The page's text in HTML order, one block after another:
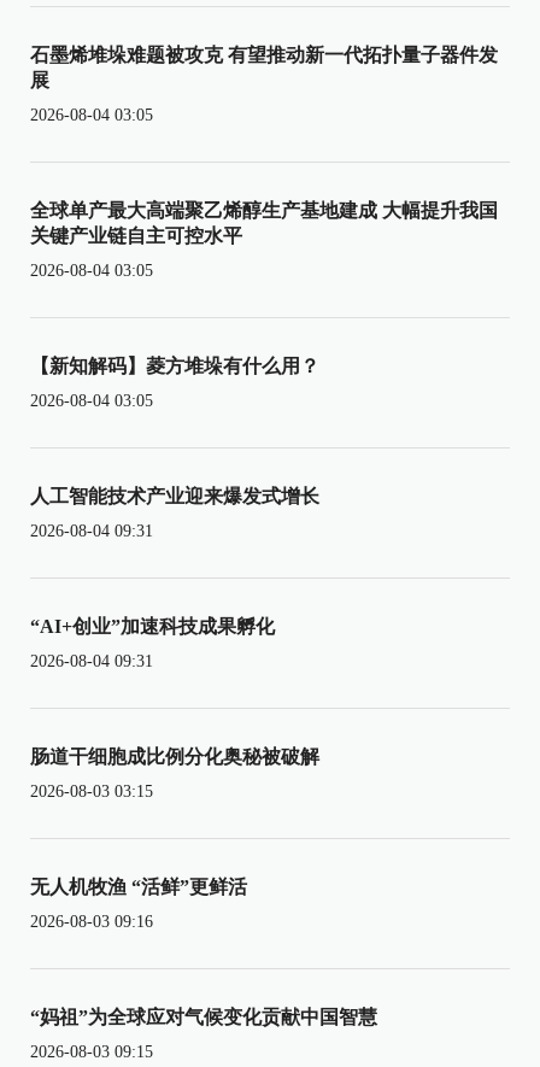
石墨烯堆垛难题被攻克 有望推动新一代拓扑量子器件发
展
2026-08-04 03:05
全球单产最大高端聚乙烯醇生产基地建成 大幅提升我国
关键产业链自主可控水平
2026-08-04 03:05
【新知解码】菱方堆垛有什么用？
2026-08-04 03:05
人工智能技术产业迎来爆发式增长
2026-08-04 09:31
“AI+创业”加速科技成果孵化
2026-08-04 09:31
肠道干细胞成比例分化奥秘被破解
2026-08-03 03:15
无人机牧渔 “活鲜”更鲜活
2026-08-03 09:16
“妈祖”为全球应对气候变化贡献中国智慧
2026-08-03 09:15